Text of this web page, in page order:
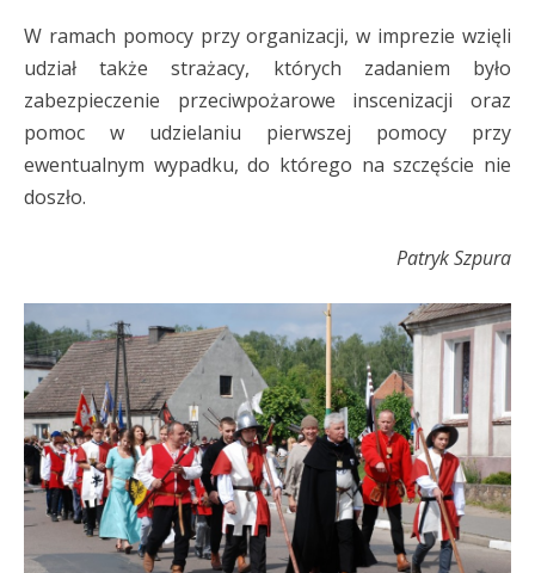
W ramach pomocy przy organizacji, w imprezie wzięli
udział także strażacy, których zadaniem było
zabezpieczenie przeciwpożarowe inscenizacji oraz
pomoc w udzielaniu pierwszej pomocy przy
ewentualnym wypadku, do którego na szczęście nie
doszło.
Patryk Szpura